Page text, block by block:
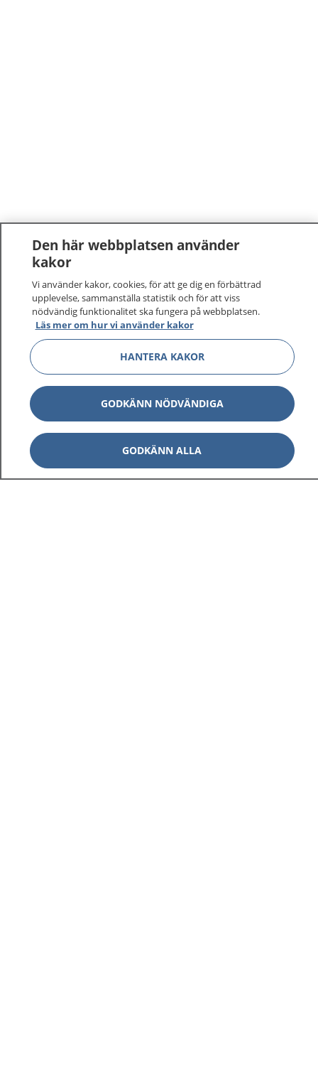
Den här webbplatsen använder
kakor
Vi använder kakor, cookies, för att ge dig en förbättrad
upplevelse, sammanställa statistik och för att viss
nödvändig funktionalitet ska fungera på webbplatsen.
Läs mer om hur vi använder kakor
HANTERA KAKOR
GODKÄNN NÖDVÄNDIGA
GODKÄNN ALLA